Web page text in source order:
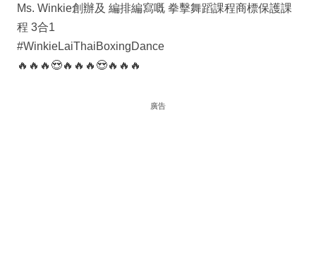
Ms. Winkie創辦及 編排編寫嘅 拳擊舞蹈課程商標保護課
程 3合1
#WinkieLaiThaiBoxingDance
🔥🔥🔥😍🔥🔥🔥😍🔥🔥🔥
廣告